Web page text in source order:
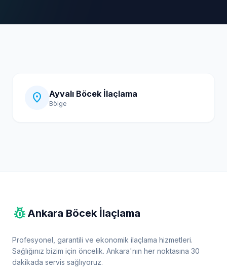
location_on Ayvalı Böcek İlaçlama
Bölge
pest_control Ankara Böcek İlaçlama
Profesyonel, garantili ve ekonomik ilaçlama hizmetleri.
Sağlığınız bizim için öncelik. Ankara'nın her noktasına 30
dakikada servis sağlıyoruz.